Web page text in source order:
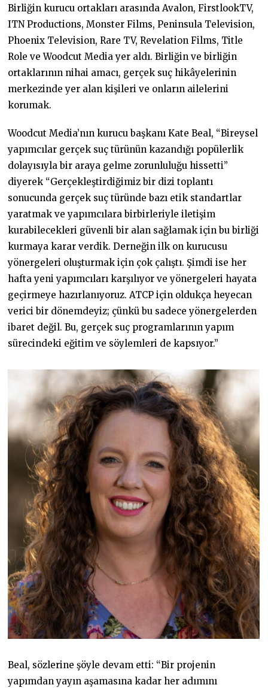
Birliğin kurucu ortakları arasında Avalon, FirstlookTV,
ITN Productions, Monster Films, Peninsula Television,
Phoenix Television, Rare TV, Revelation Films, Title
Role ve Woodcut Media yer aldı. Birliğin ve birliğin
ortaklarının nihai amacı, gerçek suç hikâyelerinin
merkezinde yer alan kişileri ve onların ailelerini
korumak.
Woodcut Media’nın kurucu başkanı Kate Beal, “Bireysel
yapımcılar gerçek suç türünün kazandığı popülerlik
dolayısıyla bir araya gelme zorunluluğu hissetti”
diyerek “Gerçekleştirdiğimiz bir dizi toplantı
sonucunda gerçek suç türünde bazı etik standartlar
yaratmak ve yapımcılara birbirleriyle iletişim
kurabilecekleri güvenli bir alan sağlamak için bu birliği
kurmaya karar verdik. Derneğin ilk on kurucusu
yönergeleri oluşturmak için çok çalıştı. Şimdi ise her
hafta yeni yapımcıları karşılıyor ve yönergeleri hayata
geçirmeye hazırlanıyoruz. ATCP için oldukça heyecan
verici bir dönemdeyiz; çünkü bu sadece yönergelerden
ibaret değil. Bu, gerçek suç programlarının yapım
sürecindeki eğitim ve söylemleri de kapsıyor.”
Beal, sözlerine şöyle devam etti: “Bir projenin
yapımdan yayın aşamasına kadar her adımını